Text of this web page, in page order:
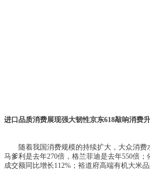
进口品质消费展现强大韧性京东618敲响消费
随着我国消费规模的持续扩大，大众消
马爹利是去年270倍，格兰菲迪是去年550倍；
成交额同比增长112%；裕道府高端有机大米